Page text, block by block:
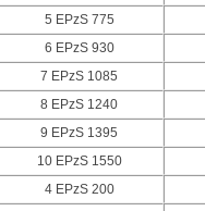
5 EPzS 775
6 EPzS 930
7 EPzS 1085
8 EPzS 1240
9 EPzS 1395
10 EPzS 1550
4 EPzS 200